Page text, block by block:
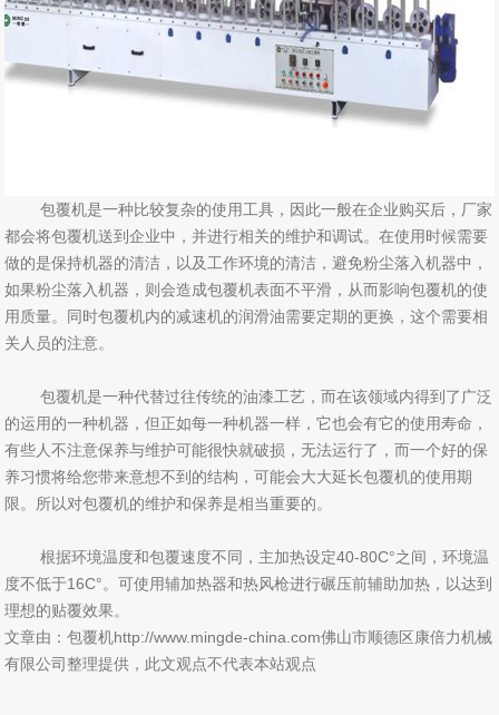
包覆机是一种比较复杂的使用工具，因此一般在企业购买后，厂家
都会将包覆机送到企业中，并进行相关的维护和调试。在使用时候需要
做的是保持机器的清洁，以及工作环境的清洁，避免粉尘落入机器中，
如果粉尘落入机器，则会造成包覆机表面不平滑，从而影响包覆机的使
用质量。同时包覆机内的减速机的润滑油需要定期的更换，这个需要相
关人员的注意。
包覆机是一种代替过往传统的油漆工艺，而在该领域内得到了广泛
的运用的一种机器，但正如每一种机器一样，它也会有它的使用寿命，
有些人不注意保养与维护可能很快就破损，无法运行了，而一个好的保
养习惯将给您带来意想不到的结构，可能会大大延长包覆机的使用期
限。所以对包覆机的维护和保养是相当重要的。
根据环境温度和包覆速度不同，主加热设定40-80C°之间，环境温
度不低于16C°。可使用辅加热器和热风枪进行碾压前辅助加热，以达到
理想的贴覆效果。
文章由：包覆机http://www.mingde-china.com佛山市顺德区康倍力机械
有限公司整理提供，此文观点不代表本站观点